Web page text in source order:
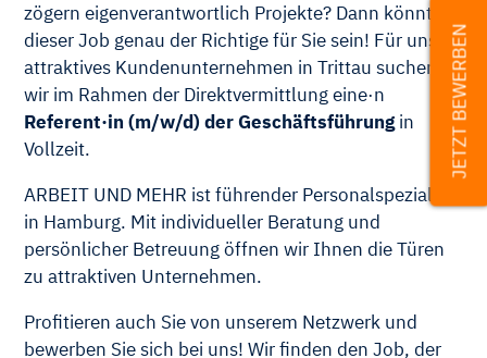
zögern eigenverantwortlich Projekte? Dann könnte
dieser Job genau der Richtige für Sie sein! Für unser
attraktives Kundenunternehmen in Trittau suchen
wir im Rahmen der Direktvermittlung eine·n
Referent·in (m/w/d) der Geschäftsführungin
Vollzeit.
ARBEIT UND MEHR ist führender Personalspezialist
in Hamburg. Mit individueller Beratung und
persönlicher Betreuung öffnen wir Ihnen die Türen
zu attraktiven Unternehmen.
Profitieren auch Sie von unserem Netzwerk und
bewerben Sie sich bei uns! Wir finden den Job, der
JETZT BEWERBEN